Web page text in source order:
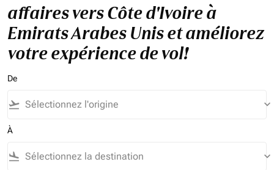
affaires vers Côte d'Ivoire à
Emirats Arabes Unis et améliorez
votre expérience de vol!
De
flight_takeoff keyboard_arrow_down
À
flight_land keyboard_arrow_down